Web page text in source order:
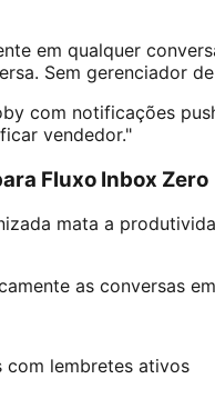
em qualquer
Sem gerenciador
com notificações
vendedor."
Fluxo Inbox Zero
mata a
as conversas
lembretes ativos